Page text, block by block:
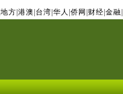
地方 港澳 台湾 华人 侨网 财经 金融